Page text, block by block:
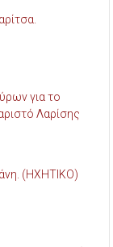
για το
Λαρίσης
(ΗΧΗΤΙΚΟ)